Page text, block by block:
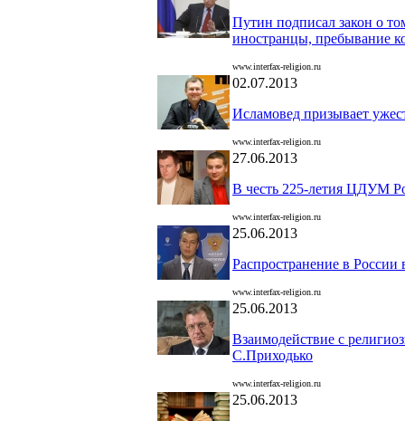
Путин подписал закон о
иностранцы, пребывание
www.interfax-religion.ru
02.07.2013
Исламовед призывает
www.interfax-religion.ru
27.06.2013
В честь 225-летия ЦДУМ
www.interfax-religion.ru
25.06.2013
Распространение в
www.interfax-religion.ru
25.06.2013
Взаимодействие с
С.Приходько
www.interfax-religion.ru
25.06.2013